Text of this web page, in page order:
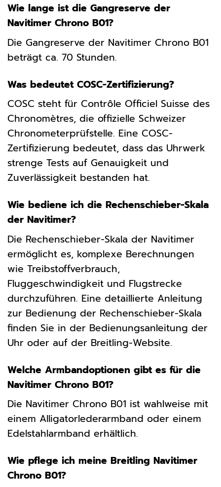
Wie lange ist die Gangreserve der
Navitimer Chrono B01?
Die Gangreserve der Navitimer Chrono B01
beträgt ca. 70 Stunden.
Was bedeutet COSC-Zertifizierung?
COSC steht für Contrôle Officiel Suisse des
Chronomètres, die offizielle Schweizer
Chronometerprüfstelle. Eine COSC-
Zertifizierung bedeutet, dass das Uhrwerk
strenge Tests auf Genauigkeit und
Zuverlässigkeit bestanden hat.
Wie bediene ich die Rechenschieber-Skala
der Navitimer?
Die Rechenschieber-Skala der Navitimer
ermöglicht es, komplexe Berechnungen
wie Treibstoffverbrauch,
Fluggeschwindigkeit und Flugstrecke
durchzuführen. Eine detaillierte Anleitung
zur Bedienung der Rechenschieber-Skala
finden Sie in der Bedienungsanleitung der
Uhr oder auf der Breitling-Website.
Welche Armbandoptionen gibt es für die
Navitimer Chrono B01?
Die Navitimer Chrono B01 ist wahlweise mit
einem Alligatorlederarmband oder einem
Edelstahlarmband erhältlich.
Wie pflege ich meine Breitling Navitimer
Chrono B01?